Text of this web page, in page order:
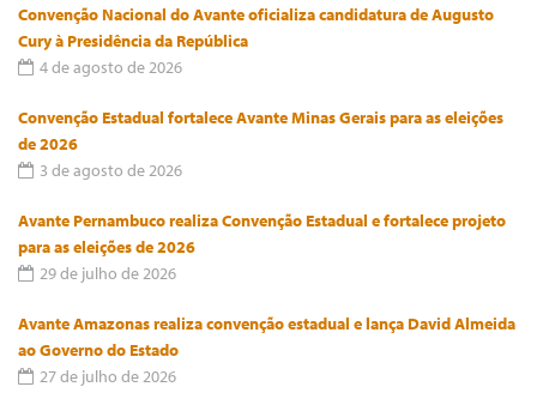
Convenção Nacional do Avante oficializa candidatura de Augusto
Cury à Presidência da República
4 de agosto de 2026
Convenção Estadual fortalece Avante Minas Gerais para as eleições
de 2026
3 de agosto de 2026
Avante Pernambuco realiza Convenção Estadual e fortalece projeto
para as eleições de 2026
29 de julho de 2026
Avante Amazonas realiza convenção estadual e lança David Almeida
ao Governo do Estado
27 de julho de 2026